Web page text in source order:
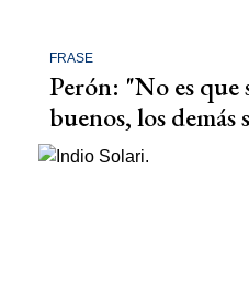
FRASE
Perón: "No es que
buenos, los demás